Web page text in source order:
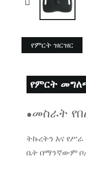
የምርት ዝርዝር
የምርት
●መስራት
ትኩረትን እና
ቤት በማንኛውም